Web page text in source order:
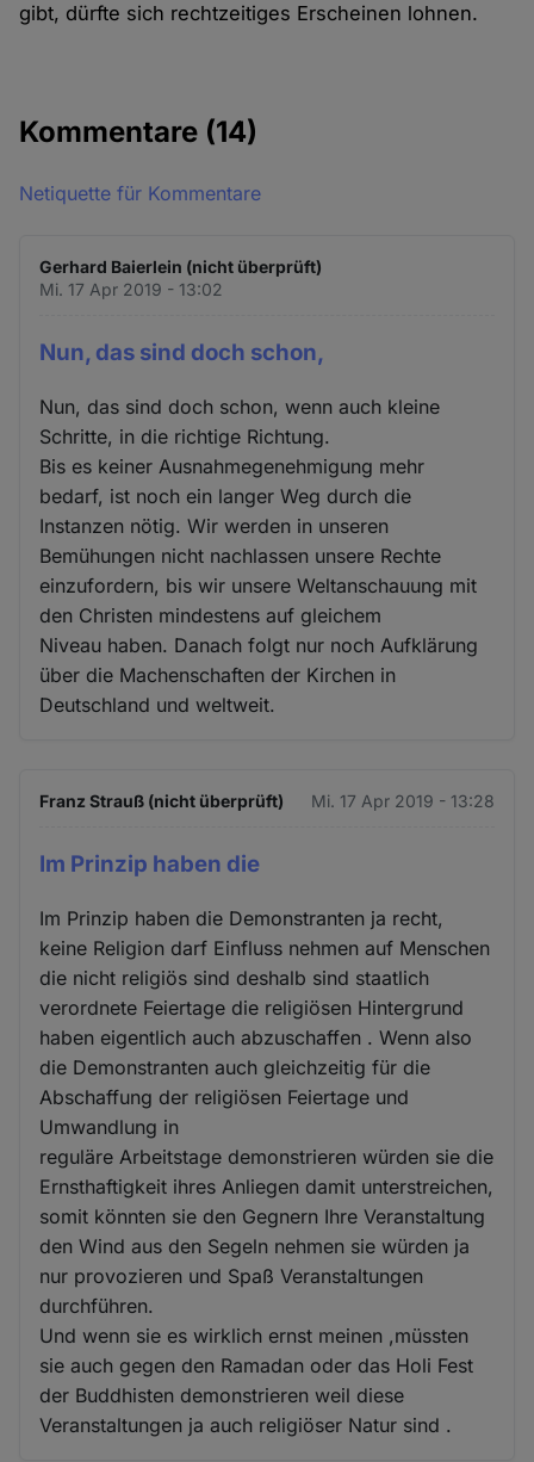
gibt, dürfte sich rechtzeitiges Erscheinen lohnen.
Kommentare (14)
Netiquette für Kommentare
Gerhard Baierlein (nicht überprüft)
Mi. 17 Apr 2019 - 13:02
Nun, das sind doch schon,
Nun, das sind doch schon, wenn auch kleine
Schritte, in die richtige Richtung.
Bis es keiner Ausnahmegenehmigung mehr
bedarf, ist noch ein langer Weg durch die
Instanzen nötig. Wir werden in unseren
Bemühungen nicht nachlassen unsere Rechte
einzufordern, bis wir unsere Weltanschauung mit
den Christen mindestens auf gleichem
Niveau haben. Danach folgt nur noch Aufklärung
über die Machenschaften der Kirchen in
Deutschland und weltweit.
Franz Strauß (nicht überprüft) Mi. 17 Apr 2019 - 13:28
Im Prinzip haben die
Im Prinzip haben die Demonstranten ja recht,
keine Religion darf Einfluss nehmen auf Menschen
die nicht religiös sind deshalb sind staatlich
verordnete Feiertage die religiösen Hintergrund
haben eigentlich auch abzuschaffen . Wenn also
die Demonstranten auch gleichzeitig für die
Abschaffung der religiösen Feiertage und
Umwandlung in
reguläre Arbeitstage demonstrieren würden sie die
Ernsthaftigkeit ihres Anliegen damit unterstreichen,
somit könnten sie den Gegnern Ihre Veranstaltung
den Wind aus den Segeln nehmen sie würden ja
nur provozieren und Spaß Veranstaltungen
durchführen.
Und wenn sie es wirklich ernst meinen ,müssten
sie auch gegen den Ramadan oder das Holi Fest
der Buddhisten demonstrieren weil diese
Veranstaltungen ja auch religiöser Natur sind .